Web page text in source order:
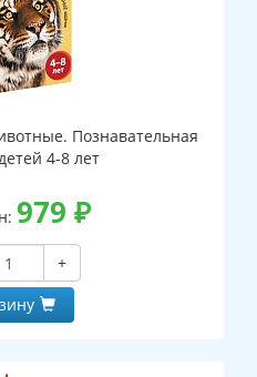
Познавательная
4-8 лет
979 ₽
+